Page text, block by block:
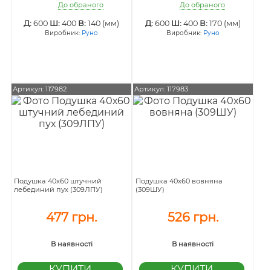
До обраного
Д:600 Ш:400 В:140 (мм)
Виробник: Руно
До обраного
Д: 600Ш: 400В: 170 (мм)
Виробник: Руно
Артикул: 117982
Подушка 40х60 штучний
лебединий пух (309ЛПУ)
477 грн.
В наявності
Артикул: 117983
Подушка 40х60 вовняна
(309ШУ)
526 грн.
В наявності